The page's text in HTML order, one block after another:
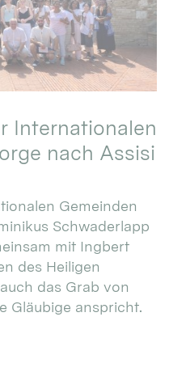
Internationalen
nach Assisi
Gemeinden
Schwaderlapp
mit Ingbert
des Heiligen
das Grab von
Gläubige anspricht.